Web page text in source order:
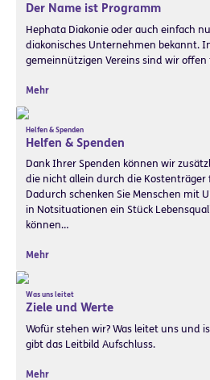
Der Name ist Programm
Hephata Diakonie oder auch einfach
diakonisches Unternehmen bekannt.
gemeinnützigen Vereins sind wir offen
Mehr
Helfen & Spenden
Helfen & Spenden
Dank Ihrer Spenden können wir
die nicht allein durch die
Dadurch schenken Sie Menschen mit
in Notsituationen ein Stück
können…
Mehr
Was uns leitet
Ziele und Werte
Wofür stehen wir? Was leitet uns und
gibt das Leitbild Aufschluss.
Mehr